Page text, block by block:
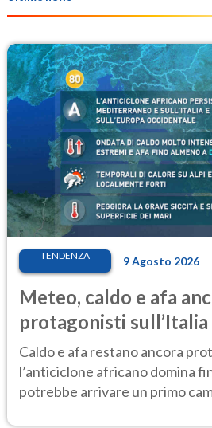
TENDENZA 9 Agosto 2026
Meteo, caldo e afa
protagonisti sull’Italia
Caldo e afa restano ancora
l’anticiclone africano domina
potrebbe arrivare un primo